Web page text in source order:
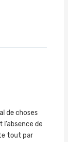
de choses
l’absence de
tout par